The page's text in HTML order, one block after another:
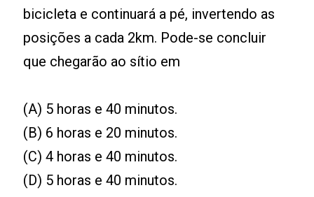
bicicleta e continuará a pé, invertendo as
posições a cada 2km. Pode-se concluir
que chegarão ao sítio em
(A) 5 horas e 40 minutos.
(B) 6 horas e 20 minutos.
(C) 4 horas e 40 minutos.
(D) 5 horas e 40 minutos.